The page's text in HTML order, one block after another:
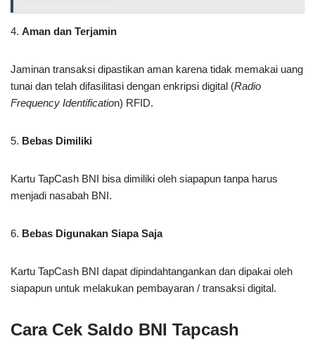
4. Aman dan Terjamin
Jaminan transaksi dipastikan aman karena tidak memakai uang
tunai dan telah difasilitasi dengan enkripsi digital (Radio
Frequency Identification) RFID.
5. Bebas Dimiliki
Kartu TapCash BNI bisa dimiliki oleh siapapun tanpa harus
menjadi nasabah BNI.
6. Bebas Digunakan Siapa Saja
Kartu TapCash BNI dapat dipindahtangankan dan dipakai oleh
siapapun untuk melakukan pembayaran / transaksi digital.
Cara Cek Saldo BNI Tapcash